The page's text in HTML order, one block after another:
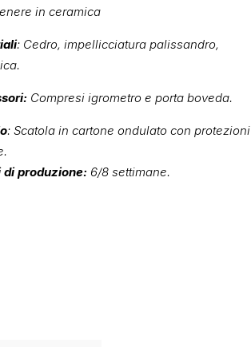
in ceramica
: Cedro, impellicciatura palissandro,
Compresi igrometro e porta boveda.
: Scatola in cartone ondulato con protezioni
di produzione: 6/8 settimane.